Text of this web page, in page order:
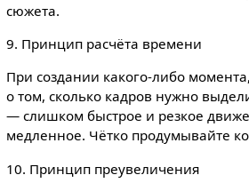
сюжета.
9. Принцип расчёта времени
При создании какого-либо
о том, сколько кадров нужно
— слишком быстрое и резкое
медленное. Чётко продумывайте
10. Принцип преувеличения